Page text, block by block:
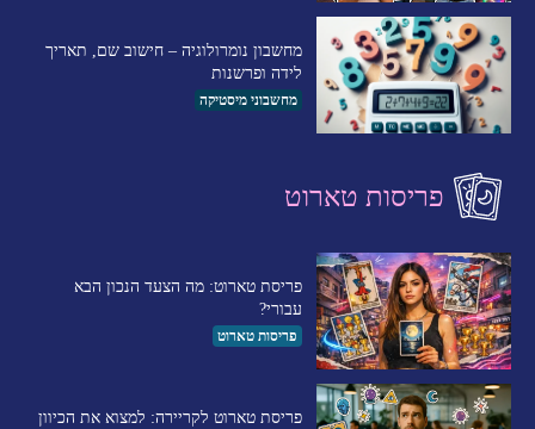
מחשבון נומרולוגיה – חישוב שם, תאריך
לידה ופרשנות
מחשבוני מיסטיקה
פריסות טארוט
פריסת טארוט: מה הצעד הנכון הבא
עבורי?
פריסות טארוט
פריסת טארוט לקריירה: למצוא את הכיוון